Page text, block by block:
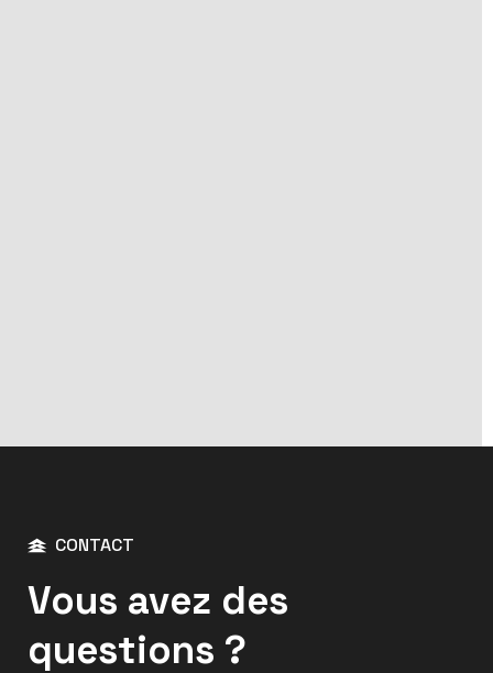
CONTACT
Vous avez des
questions ?